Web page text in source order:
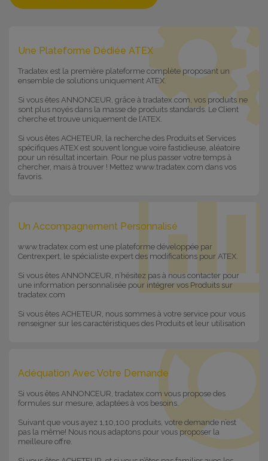
Une Plateforme Dédiée ATEX
Tradatex est la première plateforme complète proposant un
ensemble de solutions uniquement ATEX.
Si vous êtes ANNONCEUR, grâce à tradatex.com, vos produits ne
sont plus noyés dans la masse de produits standards. Le Client
cherche et trouve uniquement de l’ATEX.
Si vous êtes ACHETEUR, la recherche des Produits et Services
spécifiques ATEX est souvent longue voire fastidieuse, aléatoire
pour un résultat incertain. Pour ne plus passer votre temps à
chercher, mais à trouver ! Mettez www.tradatex.com dans vos
favoris.
Un Accompagnement Personnalisé
www.tradatex.com est une plateforme développée par
Centrexpert, le spécialiste expert des modifications pour ATEX.
Si vous êtes ANNONCEUR, n’hésitez pas à nous contacter pour
une information personnalisée pour intégrer vos Produits sur
tradatex.com
Si vous êtes ACHETEUR, nous sommes à votre service pour vous
renseigner sur les caractéristiques des Produits et leur utilisation
Adéquation Avec Votre Demande
Si vous êtes ANNONCEUR, tradatex.com vous propose des
formules sur mesure, adaptées à vos besoins.
Suivant que vous ayez 1,10,100 produits, votre demande n’est
pas la même! Nous nous adaptons pour vous proposer la
meilleure offre.